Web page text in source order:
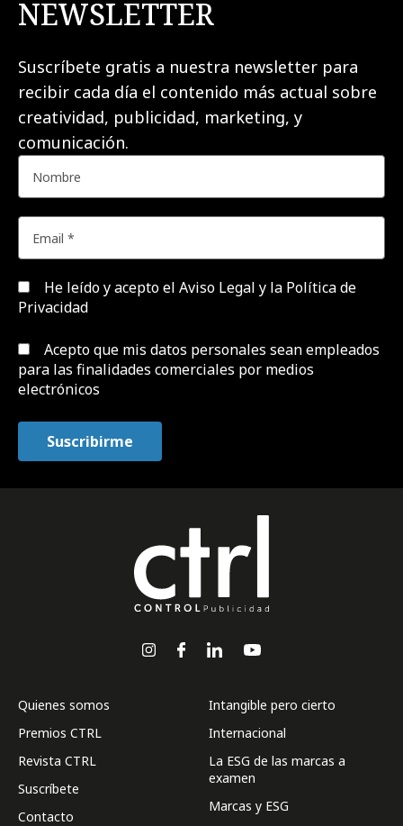
NEWSLETTER
Suscríbete gratis a nuestra newsletter para
recibir cada día el contenido más actual sobre
creatividad, publicidad, marketing, y
comunicación.
He leído y acepto el Aviso Legal y la Política de
Privacidad
Acepto que mis datos personales sean empleados
para las finalidades comerciales por medios
electrónicos
Quienes somos
Premios CTRL
Revista CTRL
Suscríbete
Contacto
Intangible pero cierto
Internacional
La ESG de las marcas a
examen
Marcas y ESG